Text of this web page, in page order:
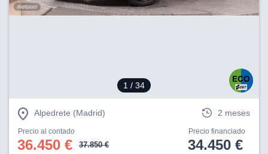
1 / 34
Alpedrete (Madrid) 2 meses
Precio al contado
36.450 € 37.850 €
Precio financiado
34.450 €